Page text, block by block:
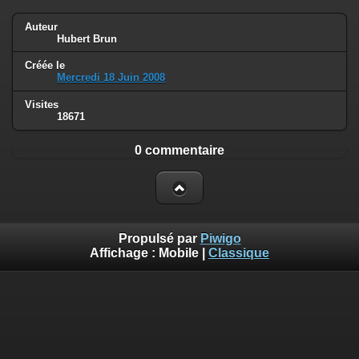
Auteur
Hubert Brun
Créée le
Mercredi 18 Juin 2008
Visites
18671
0 commentaire
Propulsé par Piwigo
Affichage : Mobile Classique